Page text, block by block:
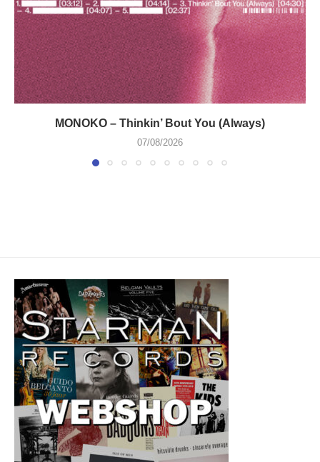
MONOKO – Thinkin’ Bout You (Always)
07/08/2026